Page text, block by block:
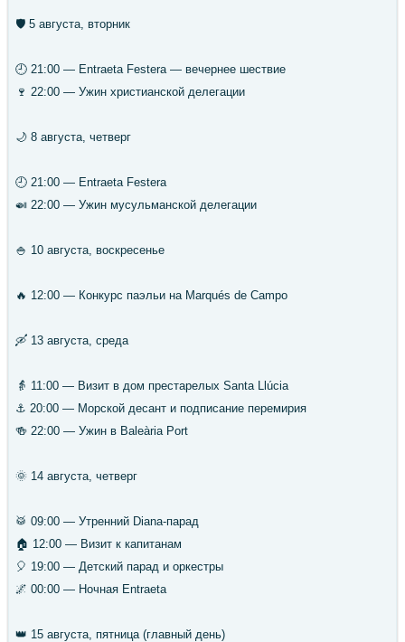
🛡 5 августа, вторник
🕘 21:00 — Entraeta Festera — вечернее шествие
🍷 22:00 — Ужин христианской делегации
🌙 8 августа, четверг
🕘 21:00 — Entraeta Festera
🍛 22:00 — Ужин мусульманской делегации
🍚 10 августа, воскресенье
🔥 12:00 — Конкурс паэльи на Marqués de Campo
🛶 13 августа, среда
👵 11:00 — Визит в дом престарелых Santa Llúcia
⚓ 20:00 — Морской десант и подписание перемирия
🍻 22:00 — Ужин в Baleària Port
🌞 14 августа, четверг
🥁 09:00 — Утренний Diana‑парад
🏠 12:00 — Визит к капитанам
🎈 19:00 — Детский парад и оркестры
🌌 00:00 — Ночная Entraeta
👑 15 августа, пятница (главный день)